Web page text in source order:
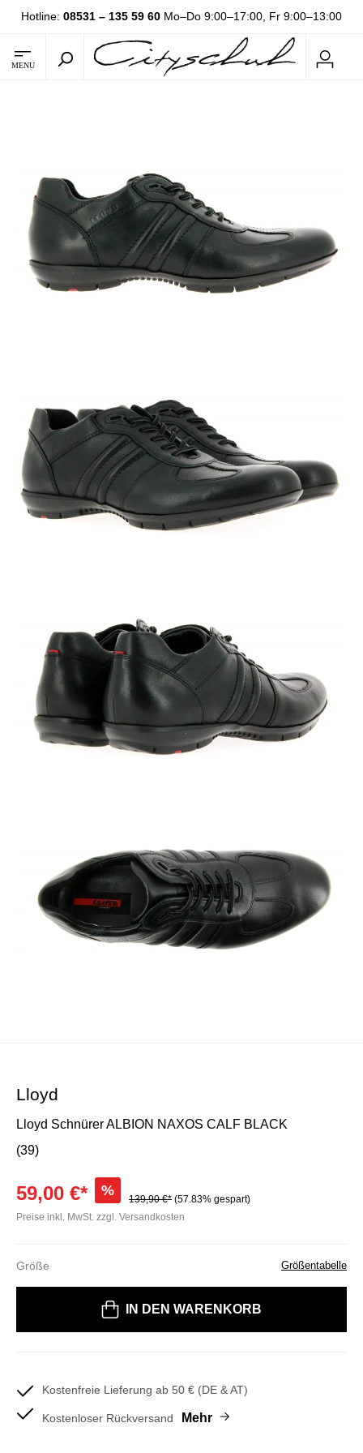
Hotline: 08531 – 135 59 60 Mo–Do 9:00–17:00, Fr 9:00–13:00
MENU
Lloyd
Lloyd Schnürer ALBION NAXOS CALF BLACK
(39)
59,00 €* %
139,90 €* (57.83% gespart)
Preise inkl. MwSt. zzgl. Versandkosten
Größe Größentabelle
IN DEN WARENKORB
Kostenfreie Lieferung ab 50 € (DE & AT)
Kostenloser Rückversand Mehr